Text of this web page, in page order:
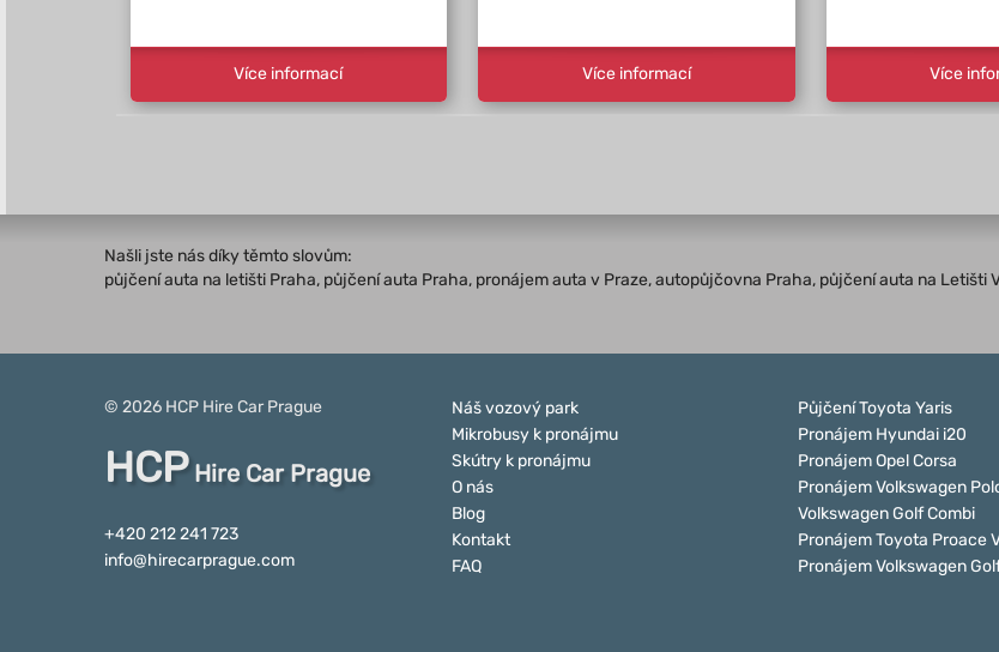
Více informací Více informací Více
Našli jste nás díky těmto slovům:
půjčení auta na letišti Praha, půjčení auta Praha, pronájem auta v Praze, autopůjčovna Praha, půjčení auta na Letišti
© 2026 HCP Hire Car Prague
HCPHire Car Prague
+420 212 241 723
info@hirecarprague.com
Náš vozový park
Mikrobusy k pronájmu
Skútry k pronájmu
O nás
Blog
Kontakt
FAQ
Půjčení Toyota Yaris
Pronájem Hyundai i20
Pronájem Opel Corsa
Pronájem Volkswagen
Volkswagen Golf Combi
Pronájem Toyota Proace
Pronájem Volkswagen